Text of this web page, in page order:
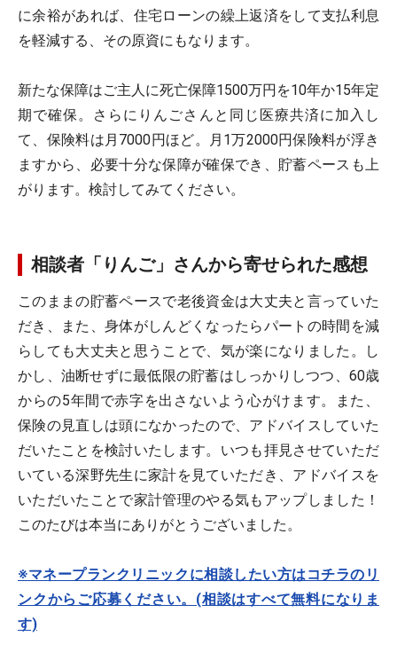
に余裕があれば、住宅ローンの繰上返済をして支払利息
を軽減する、その原資にもなります。
新たな保障はご主人に死亡保障1500万円を10年か15年定
期で確保。さらにりんごさんと同じ医療共済に加入し
て、保険料は月7000円ほど。月1万2000円保険料が浮き
ますから、必要十分な保障が確保でき、貯蓄ペースも上
がります。検討してみてください。
相談者「りんご」さんから寄せられた感想
このままの貯蓄ペースで老後資金は大丈夫と言っていた
だき、また、身体がしんどくなったらパートの時間を減
らしても大丈夫と思うことで、気が楽になりました。し
かし、油断せずに最低限の貯蓄はしっかりしつつ、60歳
からの5年間で赤字を出さないよう心がけます。また、
保険の見直しは頭になかったので、アドバイスしていた
だいたことを検討いたします。いつも拝見させていただ
いている深野先生に家計を見ていただき、アドバイスを
いただいたことで家計管理のやる気もアップしました！
このたびは本当にありがとうございました。
※マネープランクリニックに相談したい方はコチラのリ
ンクからご応募ください。(相談はすべて無料になりま
す)